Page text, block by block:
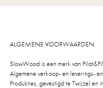
ALGEMENE VOORWAARDEN
SlowWood is een merk van
Algemene verkoop- en leverings-
Produkties, gevestigd te Twijzel en